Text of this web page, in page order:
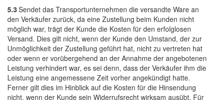
5.3Sendet das Transportunternehmen die versandte Ware an
den Verkäufer zurück, da eine Zustellung beim Kunden nicht
möglich war, trägt der Kunde die Kosten für den erfolglosen
Versand. Dies gilt nicht, wenn der Kunde den Umstand, der zur
Unmöglichkeit der Zustellung geführt hat, nicht zu vertreten hat
oder wenn er vorübergehend an der Annahme der angebotenen
Leistung verhindert war, es sei denn, dass der Verkäufer ihm die
Leistung eine angemessene Zeit vorher angekündigt hatte.
Ferner gilt dies im Hinblick auf die Kosten für die Hinsendung
nicht, wenn der Kunde sein Widerrufsrecht wirksam ausübt. Für